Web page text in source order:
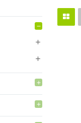
remove
add
add
add
add